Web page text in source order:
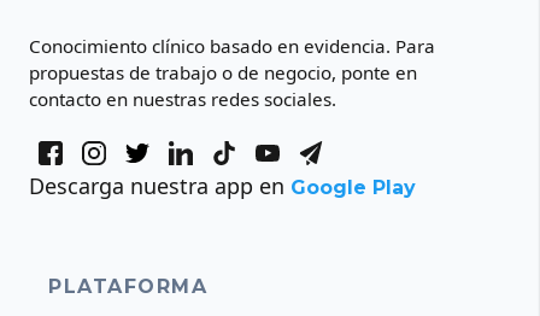
Conocimiento clínico basado en evidencia. Para
propuestas de trabajo o de negocio, ponte en
contacto en nuestras redes sociales.
Descarga nuestra app en Google Play
PLATAFORMA